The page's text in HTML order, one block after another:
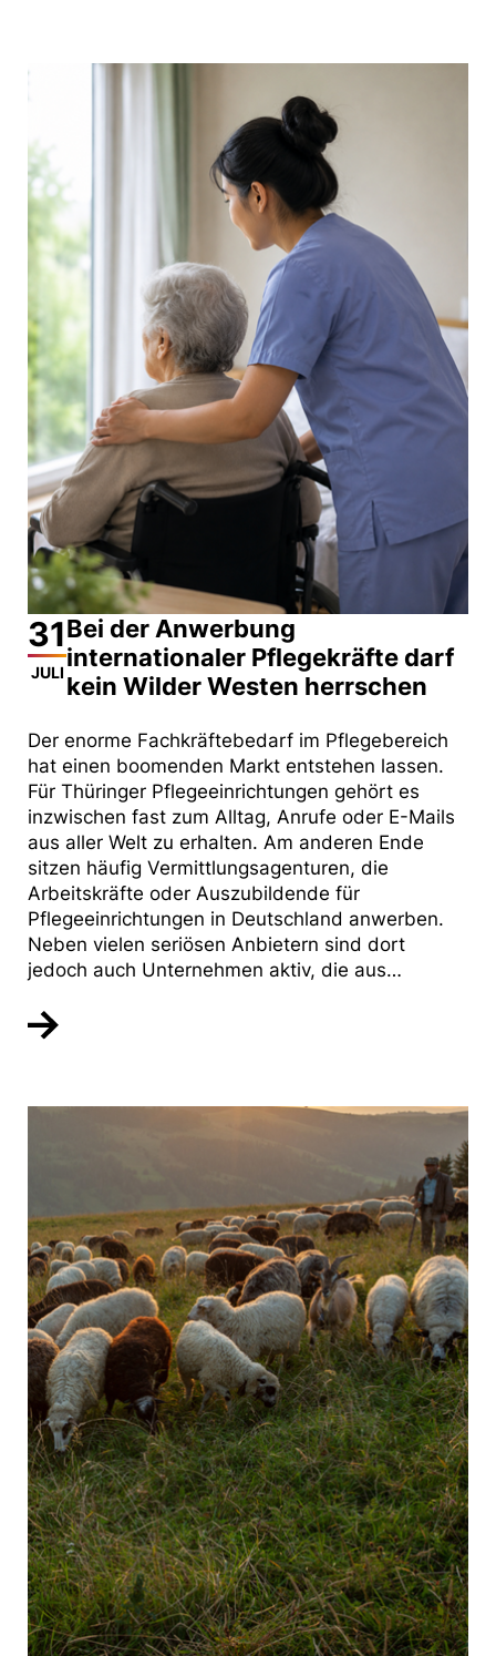
31
JULI
Bei der Anwerbung
internationaler Pflegekräfte darf
kein Wilder Westen herrschen
Der enorme Fachkräftebedarf im Pflegebereich
hat einen boomenden Markt entstehen lassen.
Für Thüringer Pflegeeinrichtungen gehört es
inzwischen fast zum Alltag, Anrufe oder E-Mails
aus aller Welt zu erhalten. Am anderen Ende
sitzen häufig Vermittlungsagenturen, die
Arbeitskräfte oder Auszubildende für
Pflegeeinrichtungen in Deutschland anwerben.
Neben vielen seriösen Anbietern sind dort
jedoch auch Unternehmen aktiv, die aus…